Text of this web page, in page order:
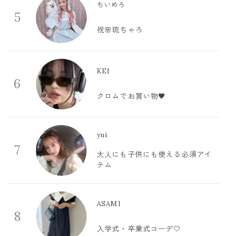
5
ちいめろ
祝🌸琉ちゃろ
6
KEI
クロムでお買い物🖤
7
yui
大人にも子供にも使える必須アイ
テム
8
ASAMI
入学式・卒業式コーデ🤍